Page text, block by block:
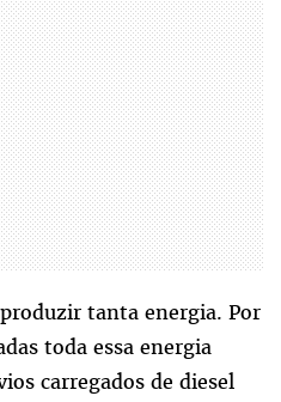
tanta energia. Por
toda essa energia
carregados de diesel